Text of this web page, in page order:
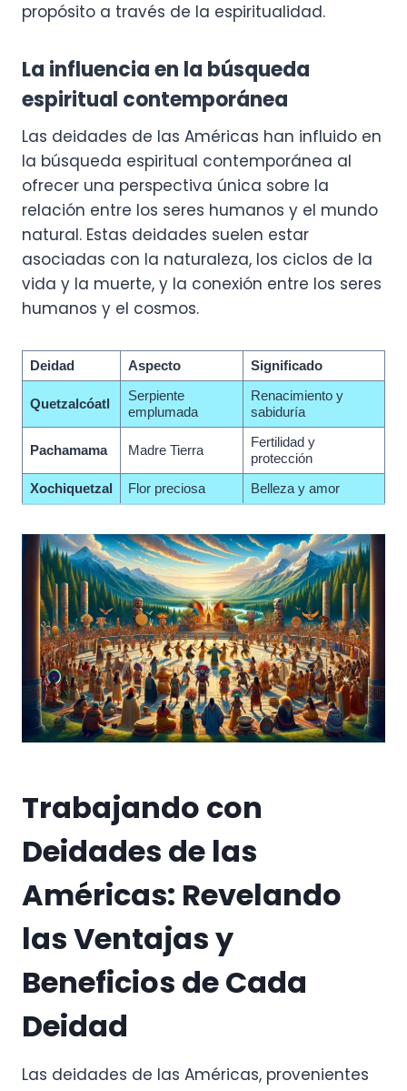
propósito a través de la espiritualidad.
La influencia en la búsqueda
espiritual contemporánea
Las deidades de las Américas han influido en
la búsqueda espiritual contemporánea al
ofrecer una perspectiva única sobre la
relación entre los seres humanos y el mundo
natural. Estas deidades suelen estar
asociadas con la naturaleza, los ciclos de la
vida y la muerte, y la conexión entre los seres
humanos y el cosmos.
Deidad Aspecto Significado
Quetzalcóatl
Serpiente
emplumada
Renacimiento y
sabiduría
Pachamama Madre Tierra
Fertilidad y
protección
Xochiquetzal
Flor preciosa Belleza y amor
Trabajando con
Deidades de las
Américas: Revelando
las Ventajas y
Beneficios de Cada
Deidad
Las deidades de las Américas, provenientes